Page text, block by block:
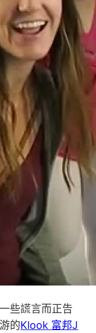
些謊言而正告
的Klook 富邦J